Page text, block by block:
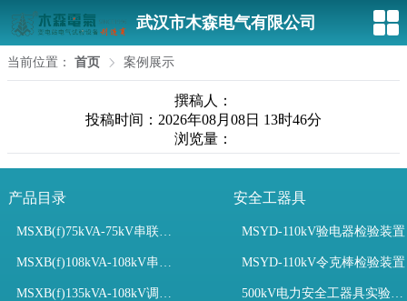
武汉市木森电气有限公司
当前位置： 首页 案例展示
撰稿人：
投稿时间：2026年08月08日 13时46分
浏览量：
产品目录
MSXB(f)75kVA-75kV串联谐振装置
MSXB(f)108kVA-108kV串联谐振试验装置
MSXB(f)135kVA-108kV调频串联谐振试验装置
安全工器具
MSYD-110kV验电器检验装置
MSYD-110kV令克棒检验装置
500kV电力安全工器具实验室配置